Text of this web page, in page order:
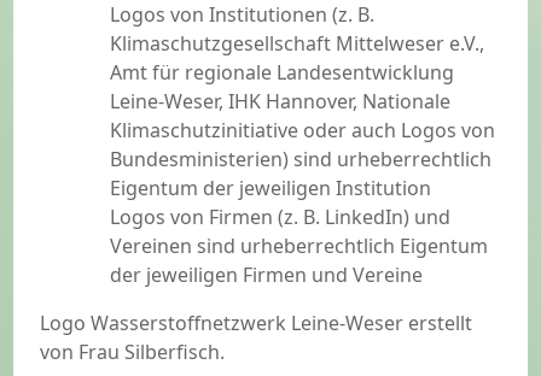
Logos von Institutionen (z. B.
Klimaschutzgesellschaft Mittelweser e.V.,
Amt für regionale Landesentwicklung
Leine-Weser, IHK Hannover, Nationale
Klimaschutzinitiative oder auch Logos von
Bundesministerien) sind urheberrechtlich
Eigentum der jeweiligen Institution
Logos von Firmen (z. B. LinkedIn) und
Vereinen sind urheberrechtlich Eigentum
der jeweiligen Firmen und Vereine
Logo Wasserstoffnetzwerk Leine-Weser erstellt
von Frau Silberfisch.